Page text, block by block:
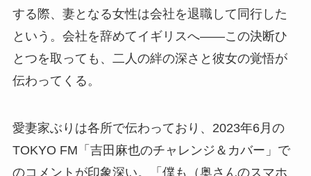
する際、妻となる女性は会社を退職して同行した
という。会社を辞めてイギリスへ——この決断ひ
とつを取っても、二人の絆の深さと彼女の覚悟が
伝わってくる。
愛妻家ぶりは各所で伝わっており、2023年6月の
TOKYO FM「吉田麻也のチャレンジ＆カバー」で
のコメントが印象深い。「僕も（奥さんのスマホ